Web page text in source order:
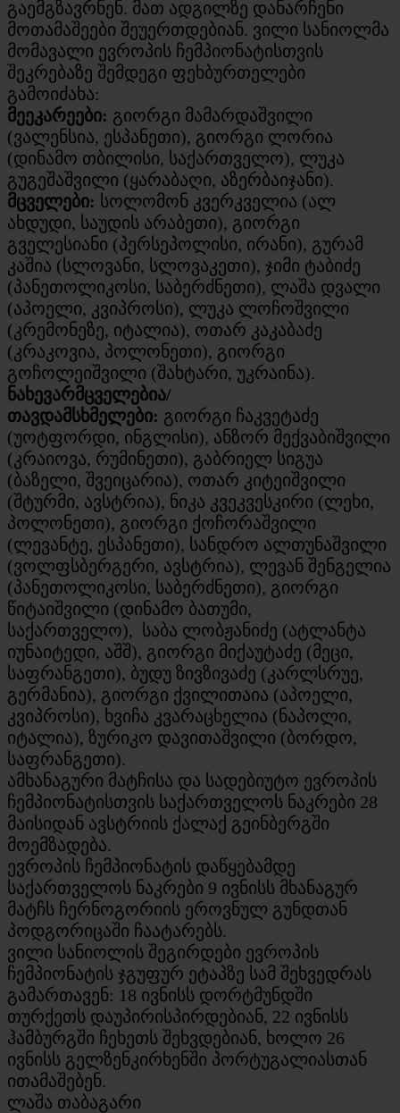
გაემგზავრნენ. მათ ადგილზე დანარჩენი
მოთამაშეები შეუერთდებიან. ვილი სანიოლმა
მომავალი ევროპის ჩემპიონატისთვის
შეკრებაზე შემდეგი ფეხბურთელები
გამოიძახა:
მეეკარეები: გიორგი მამარდაშვილი
(ვალენსია, ესპანეთი), გიორგი ლორია
(დინამო თბილისი, საქართველო), ლუკა
გუგეშაშვილი (ყარაბაღი, აზერბაიჯანი).
მცველები: სოლომონ კვერკველია (ალ
ახდუდი, საუდის არაბეთი), გიორგი
გველესიანი (პერსეპოლისი, ირანი), გურამ
კაშია (სლოვანი, სლოვაკეთი), ჯიმი ტაბიძე
(პანეთოლიკოსი, საბერძნეთი), ლაშა დვალი
(აპოელი, კვიპროსი), ლუკა ლოჩოშვილი
(კრემონეზე, იტალია), ოთარ კაკაბაძე
(კრაკოვია, პოლონეთი), გიორგი
გოჩოლეიშვილი (შახტარი, უკრაინა).
ნახევარმცველებია/
თავდამსხმელები: გიორგი ჩაკვეტაძე
(უოტფორდი, ინგლისი), ანზორ მექვაბიშვილი
(კრაიოვა, რუმინეთი), გაბრიელ სიგუა
(ბაზელი, შვეიცარია), ოთარ კიტეიშვილი
(შტურმი, ავსტრია), ნიკა კვეკვესკირი (ლეხი,
პოლონეთი), გიორგი ქოჩორაშვილი
(ლევანტე, ესპანეთი), სანდრო ალთუნაშვილი
(ვოლფსბერგერი, ავსტრია), ლევან შენგელია
(პანეთოლიკოსი, საბერძნეთი), გიორგი
წიტაიშვილი (დინამო ბათუმი,
საქართველო), საბა ლობჟანიძე (ატლანტა
იუნაიტედი, აშშ), გიორგი მიქაუტაძე (მეცი,
საფრანგეთი), ბუდუ ზივზივაძე (კარლსრუე,
გერმანია), გიორგი ქვილითაია (აპოელი,
კვიპროსი), ხვიჩა კვარაცხელია (ნაპოლი,
იტალია), ზურიკო დავითაშვილი (ბორდო,
საფრანგეთი).
ამხანაგური მატჩისა და სადებიუტო ევროპის
ჩემპიონატისთვის საქართველოს ნაკრები 28
მაისიდან ავსტრიის ქალაქ გეინბერგში
მოემზადება.
ევროპის ჩემპიონატის დაწყებამდე
საქართველოს ნაკრები 9 ივნისს მხანაგურ
მატჩს ჩერნოგორიის ეროვნულ გუნდთან
პოდგორიცაში ჩაატარებს.
ვილი სანიოლის შეგირდები ევროპის
ჩემპიონატის ჯგუფურ ეტაპზე სამ შეხვედრას
გამართავენ: 18 ივნისს დორტმუნდში
თურქეთს დაუპირისპირდებიან, 22 ივნისს
ჰამბურგში ჩეხეთს შეხვდებიან, ხოლო 26
ივნისს გელზენკირხენში პორტუგალიასთან
ითამაშებენ.
ლაშა თაბაგარი